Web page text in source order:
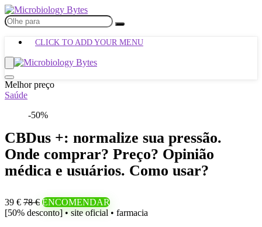
CLICK TO ADD YOUR MENU
Melhor preço
Saúde
-50%
CBDus +: normalize sua pressão.
Onde comprar? Preço? Opinião
médica e usuários. Como usar?
39 € 78 € ENCOMENDAR
[50% desconto] • site oficial • farmacia